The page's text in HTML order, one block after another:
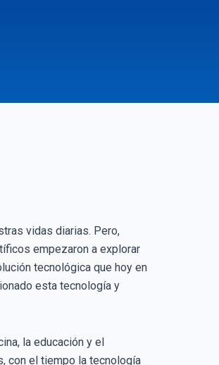
vidas diarias. Pero,
empezaron a explorar
tecnológica que hoy en
esta tecnología y
la educación y el
con el tiempo la tecnología